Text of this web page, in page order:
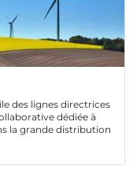
des lignes directrices
dédiée à
la grande distribution